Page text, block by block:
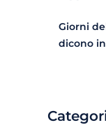
Giorni
dicono